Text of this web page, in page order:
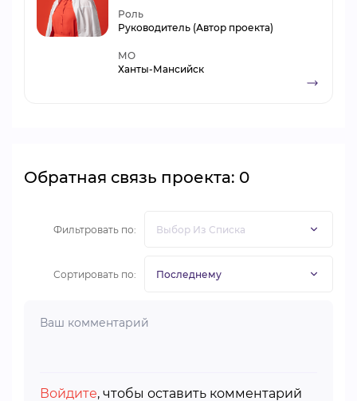
Роль
Руководитель (Автор проекта)
МО
Ханты-Мансийск
Обратная связь проекта: 0
Фильтровать по:
Сортировать по:
Войдите, чтобы оставить комментарий